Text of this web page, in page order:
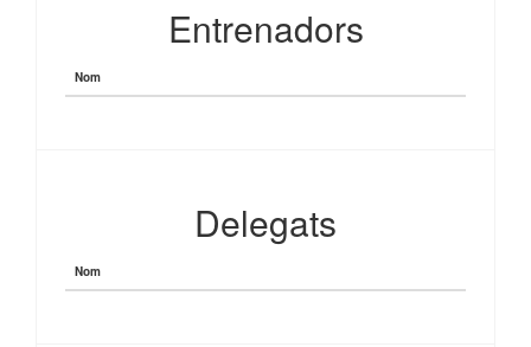
Entrenadors
Nom
Delegats
Nom